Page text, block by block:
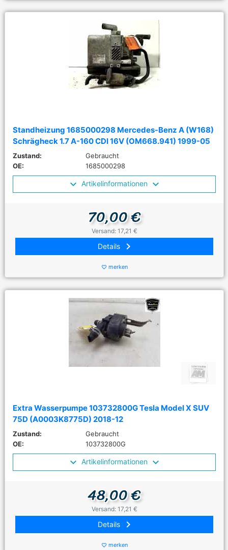
Standheizung 1685000298 Mercedes-Benz A (W168)
Schrägheck 1.7 A-160 CDI 16V (OM668.941) 1999-05
Zustand:
Gebraucht
OE:
1685000298
Artikelinformationen
70,00 €
Versand: 17,21 €
Details keyboard_arrow_right
favorite_border merken
Extra Wasserpumpe 103732800G Tesla Model X SUV
75D (A0003K8775D) 2018-12
Zustand:
Gebraucht
OE:
103732800G
Artikelinformationen
48,00 €
Versand: 17,21 €
Details keyboard_arrow_right
favorite_border merken